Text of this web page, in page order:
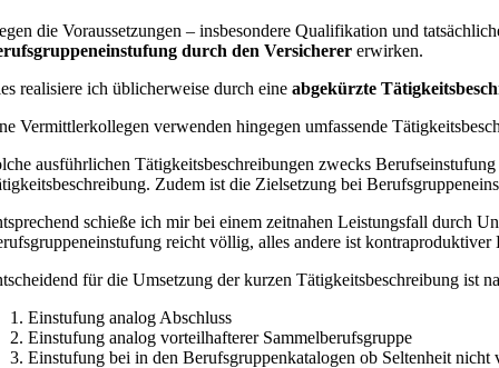
die Voraussetzungen – insbesondere Qualifikation und
durch den Versicherererwirken.
realisiere ich üblicherweise durch eine abgekürzte
Vermittlerkollegen verwenden hingegen umfassende
ausführlichen Tätigkeitsbeschreibungen zwecks
Zudem ist die Zielsetzung bei
schieße ich mir bei einem zeitnahen Leistungsfall durch
reicht völlig, alles andere ist kontraproduktiver
für die Umsetzung der kurzen Tätigkeitsbeschreibung ist
Einstufung analog Abschluss
Einstufung analog vorteilhafterer Sammelberufsgruppe
Einstufung bei in den Berufsgruppenkatalogen ob Seltenheit nicht